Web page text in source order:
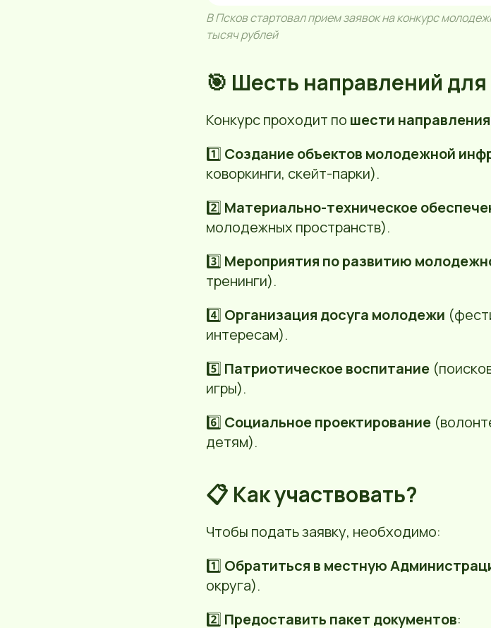
В Псков стартовал прием заявок на конкурс
тысяч рублей
🎯 Шесть направлений для
Конкурс проходит по шести
1️⃣ Создание объектов молодежной
коворкинги, скейт-парки).
2️⃣ Материально-техническое
молодежных пространств).
3️⃣ Мероприятия по развитию
тренинги).
4️⃣ Организация досуга молодежи
интересам).
5️⃣ Патриотическое воспитание
игры).
6️⃣ Социальное проектирование
детям).
📋 Как участвовать?
Чтобы подать заявку, необходимо:
1️⃣ Обратиться в местную
округа).
2️⃣ Предоставить пакет документов: